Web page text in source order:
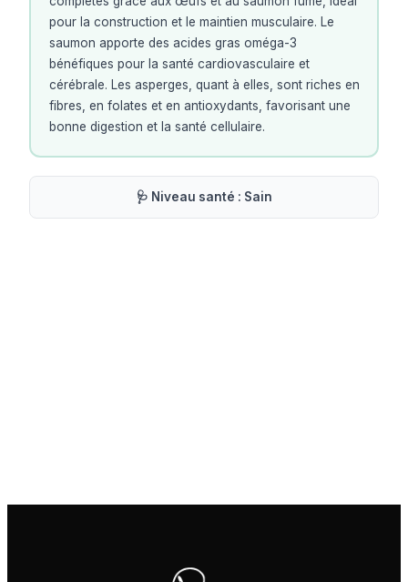
pour la construction et le maintien musculaire. Le
saumon apporte des acides gras oméga-3
bénéfiques pour la santé cardiovasculaire et
cérébrale. Les asperges, quant à elles, sont riches en
fibres, en folates et en antioxydants, favorisant une
bonne digestion et la santé cellulaire.
🩺 Niveau santé : Sain